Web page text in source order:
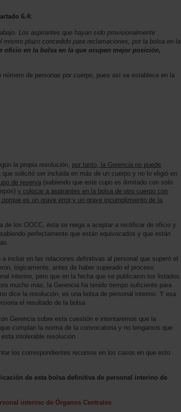
6.4:
Los aspirantes que hayan sido provisionalmente
plazo concedido para reclamaciones, por la bolsa en la
oficio en la bolsa en la que ocupen mejor posición,
de personas por cuerpo, pues así se establece en la
la propia resolución, por tanto, la Gerencia no puede
solicitó ser incluida en más de un cuerpo y no lo eligió en
de reserva (sabiendo que este cupo es ilimitado con solo
y colocar a aspirantes en la bolsa de otro cuerpo con
es un grave error,y un grave incumplimiento de la
de los OOCC, ésta se niega a aceptar a rectificar de oficio y
perfectamente que están equivocados y que están
incluir en las relaciones definitivas al personal que superó el
lógicamente, antes de haber superado el proceso
interino, pero que en la fecha que se publicaron los listados
mucho más, la Gerencia ha tenido tiempo suficiente para
dice la resolución, es una bolsa de personal interino. Y esa
el resultado de la bolsa
Gerencia sobre esta cuestión e intentaremos que la
cumplan la norma de la convocatoria y no tengamos que
intolerable resolución
los correspondientes recursos en los casos en que esto
de esta bolsa definitiva de personal interino de
interino de Órganos Centrales